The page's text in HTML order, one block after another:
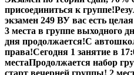
присоединиться к группе!
экзамен 249 ВУ вас есть
3 места в группе выходного
дня продолжается!С
права!Сегодня 1 занятие в
местаПродолжается набор